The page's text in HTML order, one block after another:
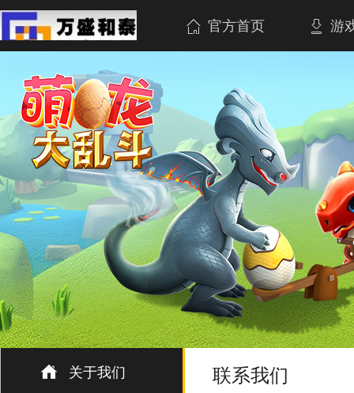
官方首页 游
关于我们 联系我们